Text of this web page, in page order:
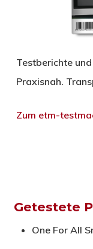
Testberichte
Praxisnah.
Zum etm-
Getestete
One For All